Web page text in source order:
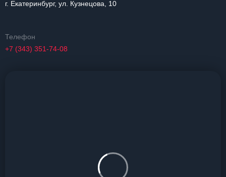
г. Екатеринбург, ул. Кузнецова, 10
Телефон
+7 (343) 351-74-08